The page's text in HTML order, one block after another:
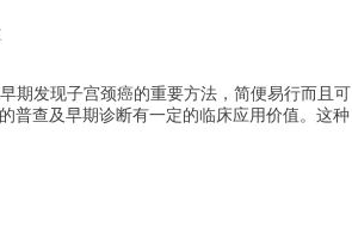
期发现子宫颈癌的重要方法，简便易行而且可
普查及早期诊断有一定的临床应用价值。这种